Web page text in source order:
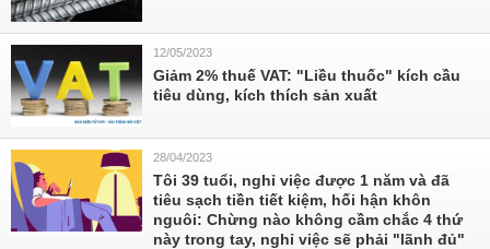
12/05/2023
Giảm 2% thuế VAT: "Liều thuốc" kích cầu
tiêu dùng, kích thích sản xuất
28/04/2023
Tôi 39 tuổi, nghỉ việc được 1 năm và đã
tiêu sạch tiền tiết kiệm, hối hận khôn
nguôi: Chừng nào không cầm chắc 4 thứ
này trong tay, nghỉ việc sẽ phải "lãnh đủ"